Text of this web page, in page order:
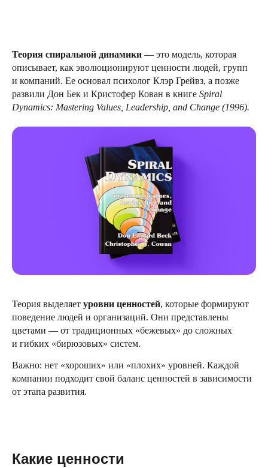
Теория спиральной динамики — это модель, которая
описывает, как эволюционируют ценности людей, групп
и компаний. Ее основал психолог Клэр Грейвз, а позже
развили Дон Бек и Кристофер Кован в книге Spiral
Dynamics: Mastering Values, Leadership, and Change (1996).
Теория выделяет уровни ценностей, которые формируют
поведение людей и организаций. Они представлены
цветами — от традиционных «бежевых» до сложных
и гибких «бирюзовых» систем.
Важно: нет «хороших» или «плохих» уровней. Каждой
компании подходит свой баланс ценностей в зависимости
от этапа развития.
Какие ценности